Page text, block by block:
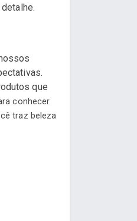
que
conhecer
traz beleza